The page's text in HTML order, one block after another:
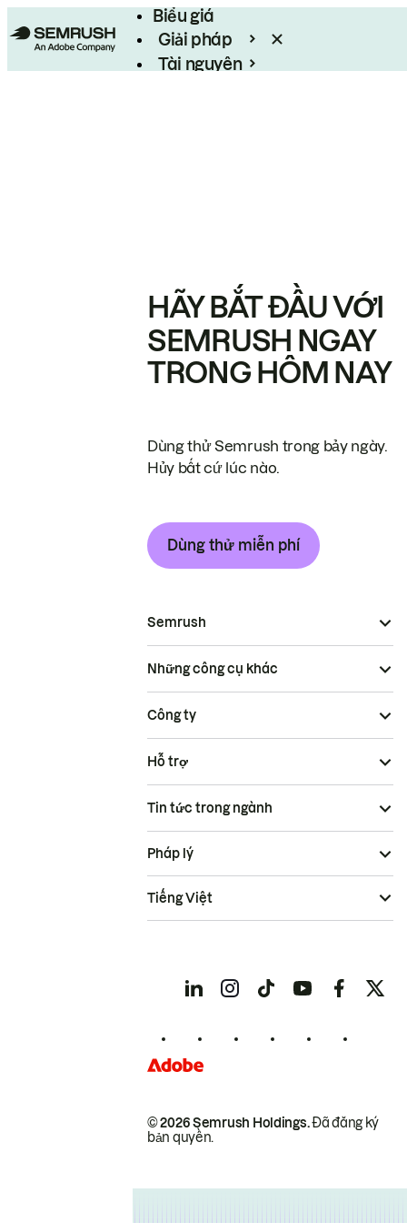
Biểu giá
Giải pháp
Tài nguyên
HÃY BẮT ĐẦU VỚI
SEMRUSH NGAY
TRONG HÔM NAY
Dùng thử Semrush trong bảy ngày.
Hủy bất cứ lúc nào.
Dùng thử miễn phí
Semrush
Những công cụ khác
Công ty
Hỗ trợ
Tin tức trong ngành
© 2026 Semrush Holdings.Đã đăng ký
bản quyền.
Pháp lý
Tiếng Việt